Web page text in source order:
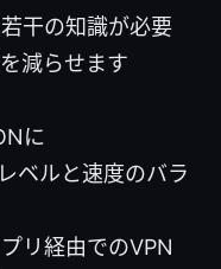
干の知識が必要
減らせます
に
ベルと速度のバラ
リ経由でのVPN